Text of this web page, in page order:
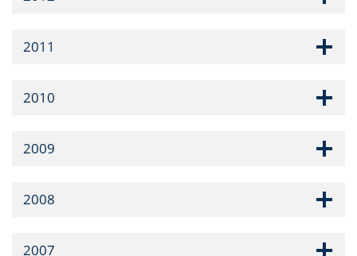
2011
2010
2009
2008
2007